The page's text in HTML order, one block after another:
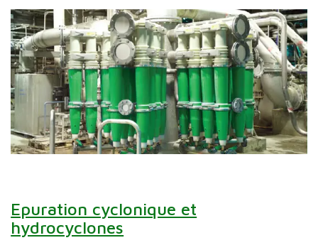
Epuration cyclonique et
hydrocyclones